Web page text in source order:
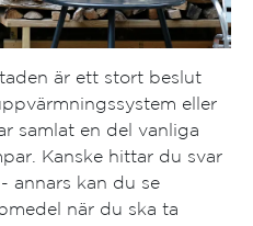
är ett stort beslut
eller
samlat en del vanliga
Kanske hittar du svar
annars kan du se
när du ska ta